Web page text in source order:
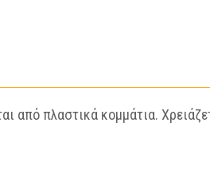
από πλαστικά κομμάτια.